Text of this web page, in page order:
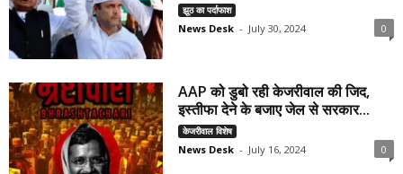
झूठ का पर्दाफाश
News Desk - July 30, 2024 0
AAP को डुबो रही केजरीवाल की जिद,
इस्तीफा देने के बजाए जेल से सरकार...
केजरीवाल विशेष
News Desk - July 16, 2024 0